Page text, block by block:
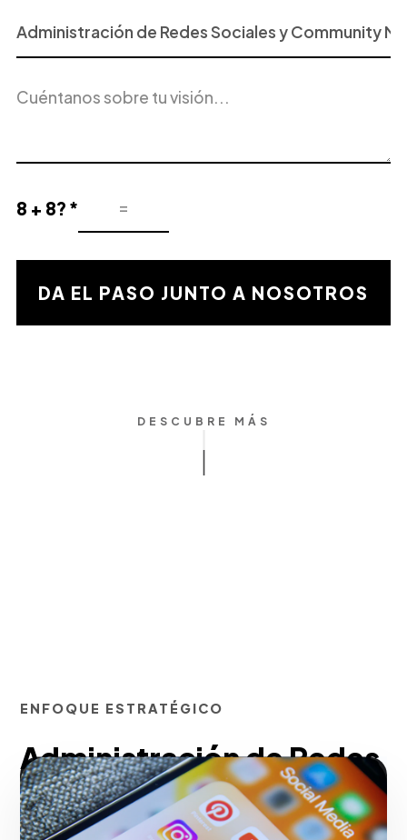
o
Servicio
Interés
del
8 + 8? *
Resultado
la
validación
DA EL PASO JUNTO A NOSOTROS
DESCUBRE MÁS
ENFOQUE ESTRATÉGICO
Administración de Redes
Sociales y Community
Manager